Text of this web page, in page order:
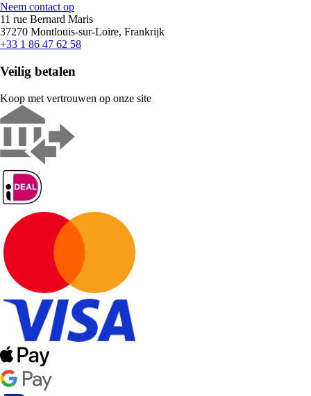
Neem contact op
11 rue Bernard Maris
37270 Montlouis-sur-Loire, Frankrijk
+33 1 86 47 62 58
Veilig betalen
Koop met vertrouwen op onze site